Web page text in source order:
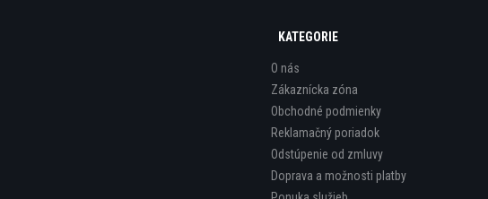
KATEGORIE
O nás
Zákaznícka zóna
Obchodné podmienky
Reklamačný poriadok
Odstúpenie od zmluvy
Doprava a možnosti platby